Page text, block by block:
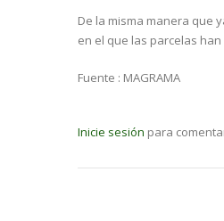
De la misma manera que
en el que las parcelas
Fuente : MAGRAMA
Inicie sesión para